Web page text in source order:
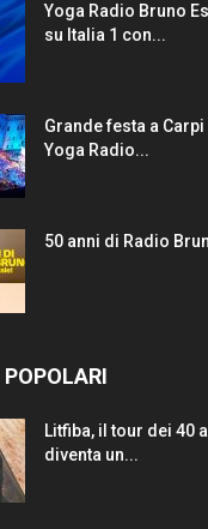
Yoga Radio Bruno
su Italia 1 con...
Grande festa a
Yoga Radio...
50 anni di Radio
Litfiba, il tour dei 40
diventa un...